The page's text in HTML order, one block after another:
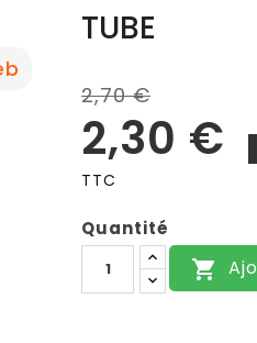
TUBE
2,70 €
2,30 €
TTC
Quantité
